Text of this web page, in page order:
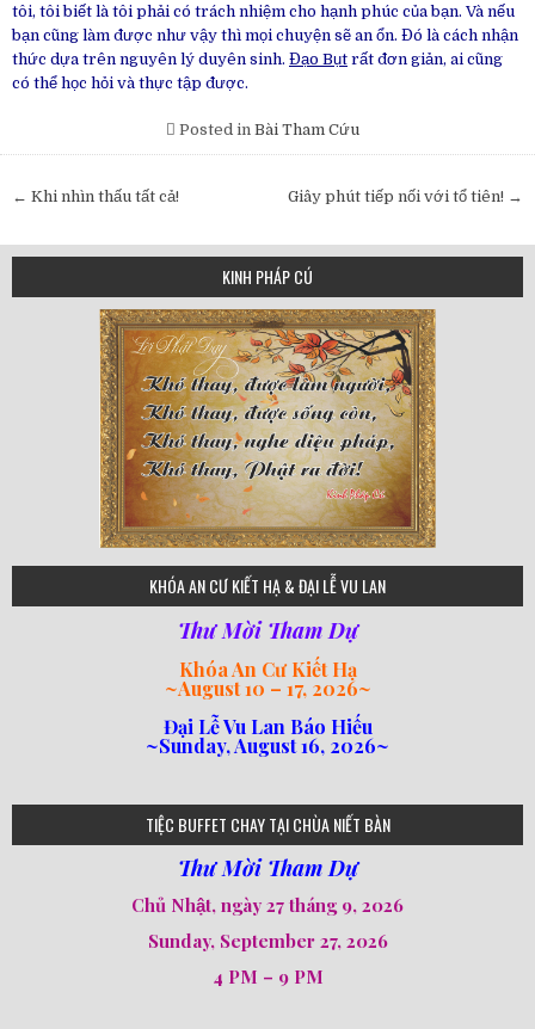
tôi, tôi biết là tôi phải có trách nhiệm cho hạnh phúc của bạn. Và nếu
bạn cũng làm được như vậy thì mọi chuyện sẽ an ổn. Đó là cách nhận
thức dựa trên nguyên lý duyên sinh. Đạo Bụt rất đơn giản, ai cũng
có thể học hỏi và thực tập được.
Posted in Bài Tham Cứu
Post Giây phút tiếp nối với tổ tiên! →
← Khi nhìn thấu tất cả!
KINH PHÁP CÚ
75
80
78
77
82
92
93
94
95
98
641
182
101
loipha2
loipha4
loipha1
loipha5
loipha7
loipha8
loipha10
loipha9
loi-phat-day
loipha15
loipha13
KHÓA AN CƯ KIẾT HẠ & ĐẠI LỄ VU LAN
Thư Mời Tham Dự
Khóa An Cư Kiết Hạ
~August 10 – 17, 2026~
Đại Lễ Vu Lan Báo Hiếu
~Sunday, August 16, 2026~
TIỆC BUFFET CHAY TẠI CHÙA NIẾT BÀN
Thư Mời Tham Dự
Chủ Nhật, ngày 27 tháng 9, 2026
Sunday, September 27, 2026
4 PM – 9 PM